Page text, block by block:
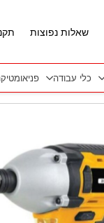
שאלות נפוצות
כלי עבודה